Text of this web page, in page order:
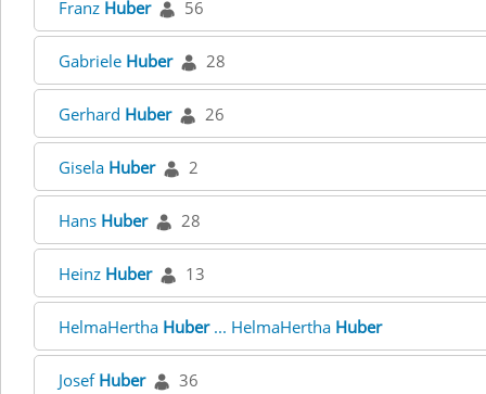
Franz Huber 56
Gabriele Huber 28
Gerhard Huber 26
Gisela Huber 2
Hans Huber 28
Heinz Huber 13
HelmaHertha Huber... HelmaHertha Huber
Josef Huber 36